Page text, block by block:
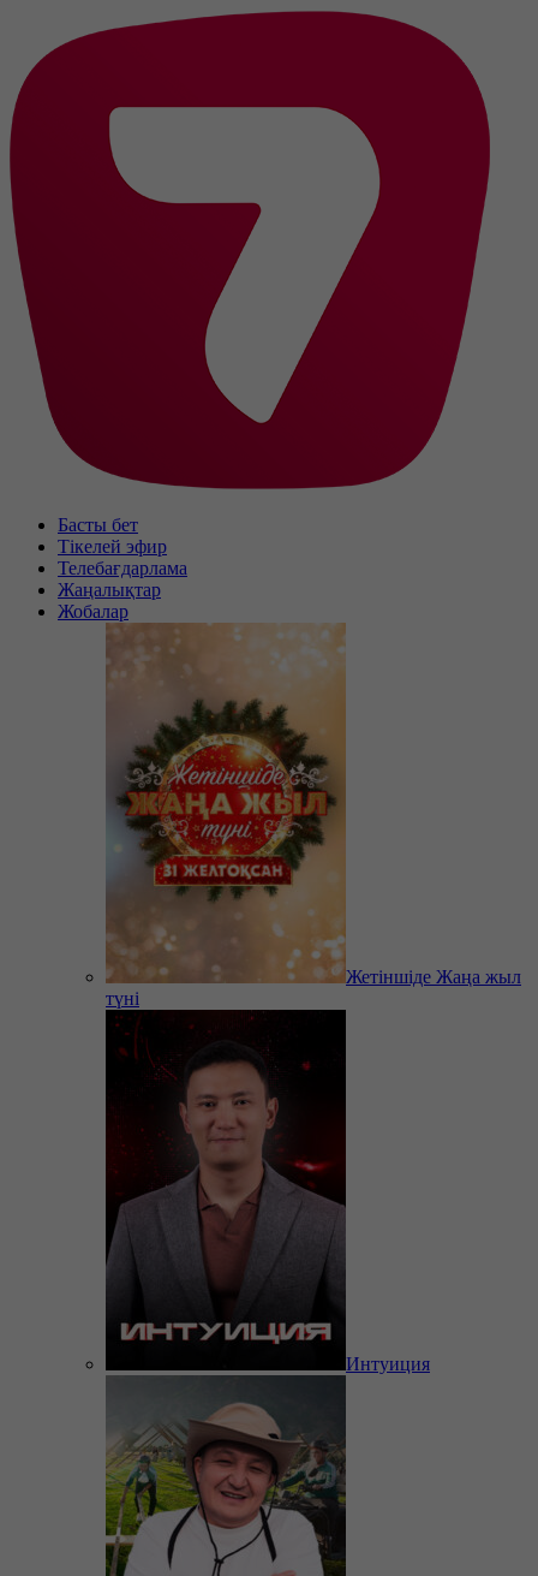
Басты бет
Тікелей эфир
Телебағдарлама
Жаңалықтар
Жобалар
Жетіншіде Жаңа жыл
түні
Интуиция